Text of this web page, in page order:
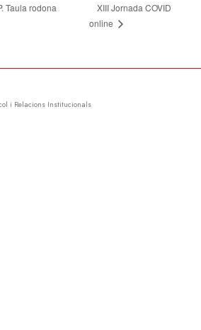
Taula rodona
XIII Jornada COVID
online
i Relacions Institucionals